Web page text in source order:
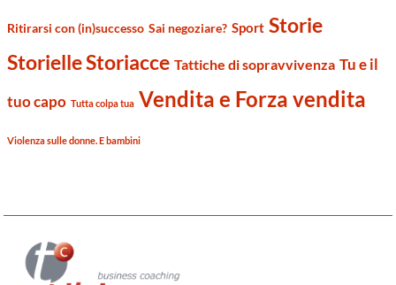
Ritirarsi con (in)successo Sai negoziare? Sport Storie
Storielle Storiacce Tattiche di sopravvivenza Tu e il
tuo capo Tutta colpa tua Vendita e Forza vendita
Violenza sulle donne. E bambini